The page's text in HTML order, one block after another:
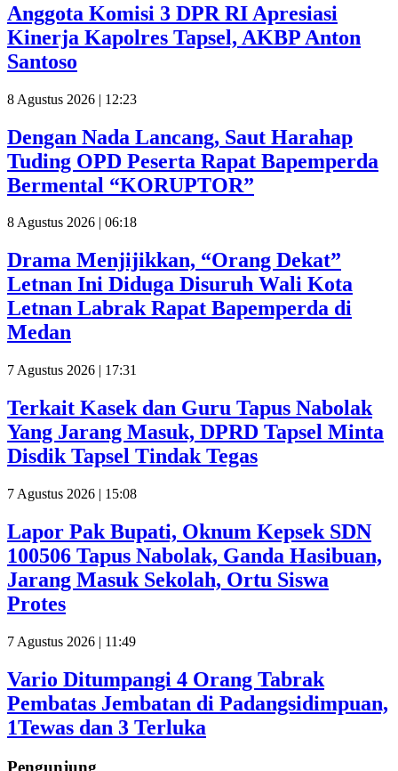
Anggota Komisi 3 DPR RI Apresiasi
Kinerja Kapolres Tapsel, AKBP Anton
Santoso
8 Agustus 2026 | 12:23
Dengan Nada Lancang, Saut Harahap
Tuding OPD Peserta Rapat Bapemperda
Bermental “KORUPTOR”
8 Agustus 2026 | 06:18
Drama Menjijikkan, “Orang Dekat”
Letnan Ini Diduga Disuruh Wali Kota
Letnan Labrak Rapat Bapemperda di
Medan
7 Agustus 2026 | 17:31
Terkait Kasek dan Guru Tapus Nabolak
Yang Jarang Masuk, DPRD Tapsel Minta
Disdik Tapsel Tindak Tegas
7 Agustus 2026 | 15:08
Lapor Pak Bupati, Oknum Kepsek SDN
100506 Tapus Nabolak, Ganda Hasibuan,
Jarang Masuk Sekolah, Ortu Siswa
Protes
7 Agustus 2026 | 11:49
Vario Ditumpangi 4 Orang Tabrak
Pembatas Jembatan di Padangsidimpuan,
1Tewas dan 3 Terluka
Pengunjung